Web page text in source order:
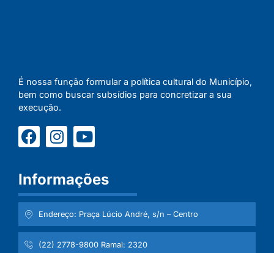
É nossa função formular a política cultural do Município,
bem como buscar subsídios para concretizar a sua
execução.
Informações
Endereço: Praça Lúcio André, s/n – Centro
(22) 2778-9800 Ramal: 2320